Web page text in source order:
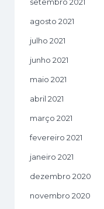
agosto 2021
julho 2021
junho 2021
maio 2021
abril 2021
março 2021
fevereiro 2021
janeiro 2021
dezembro 2020
novembro 2020